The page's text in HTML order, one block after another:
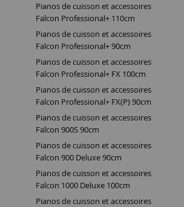
Pianos de cuisson et accessoires
Falcon Professional+ 110cm
Pianos de cuisson et accessoires
Falcon Professional+ 90cm
Pianos de cuisson et accessoires
Falcon Professional+ FX 100cm
Pianos de cuisson et accessoires
Falcon Professional+ FX(P) 90cm
Pianos de cuisson et accessoires
Falcon 900S 90cm
Pianos de cuisson et accessoires
Falcon 900 Deluxe 90cm
Pianos de cuisson et accessoires
Falcon 1000 Deluxe 100cm
Pianos de cuisson et accessoires